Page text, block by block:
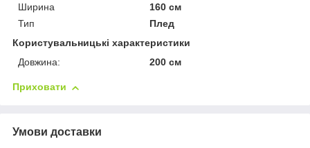
Ширина
160 см
Тип
Плед
Користувальницькі характеристики
Довжина:
200 см
Приховати
Умови доставки